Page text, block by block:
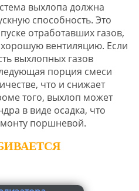
выхлопа должна
способность. Это
отработавших газов,
вентиляцию. Если
выхлопных газов
порция смеси
что и снижает
того, выхлоп может
в виде осадка, что
поршневой.